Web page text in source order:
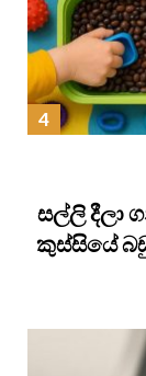
සල්ලි දීලා
කුස්සියේ